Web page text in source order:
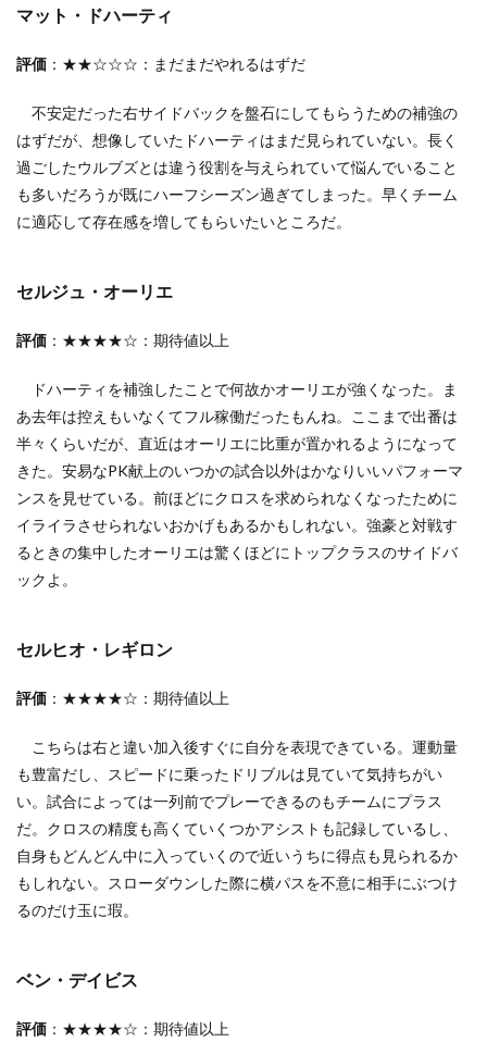
マット・ドハーティ
評価 ：★★☆☆☆：まだまだやれるはずだ
不安定だった右サイドバックを盤石にしてもらうための補強の
はずだが、想像していたドハーティはまだ見られていない。長く
過ごしたウルブズとは違う役割を与えられていて悩んでいること
も多いだろうが既にハーフシーズン過ぎてしまった。早くチーム
に適応して存在感を増してもらいたいところだ。
セルジュ・オーリエ
評価 ：★★★★☆：期待値以上
ドハーティを補強したことで何故かオーリエが強くなった。ま
あ去年は控えもいなくてフル稼働だったもんね。ここまで出番は
半々くらいだが、直近はオーリエに比重が置かれるようになって
きた。安易なPK献上のいつかの試合以外はかなりいいパフォーマ
ンスを見せている。前ほどにクロスを求められなくなったために
イライラさせられないおかげもあるかもしれない。強豪と対戦す
るときの集中したオーリエは驚くほどにトップクラスのサイドバ
ックよ。
セルヒオ・レギロン
評価 ：★★★★☆：期待値以上
こちらは右と違い加入後すぐに自分を表現できている。運動量
も豊富だし、スピードに乗ったドリブルは見ていて気持ちがい
い。試合によっては一列前でプレーできるのもチームにプラス
だ。クロスの精度も高くていくつかアシストも記録しているし、
自身もどんどん中に入っていくので近いうちに得点も見られるか
もしれない。スローダウンした際に横パスを不意に相手にぶつけ
るのだけ玉に瑕。
ベン・デイビス
評価 ：★★★★☆：期待値以上